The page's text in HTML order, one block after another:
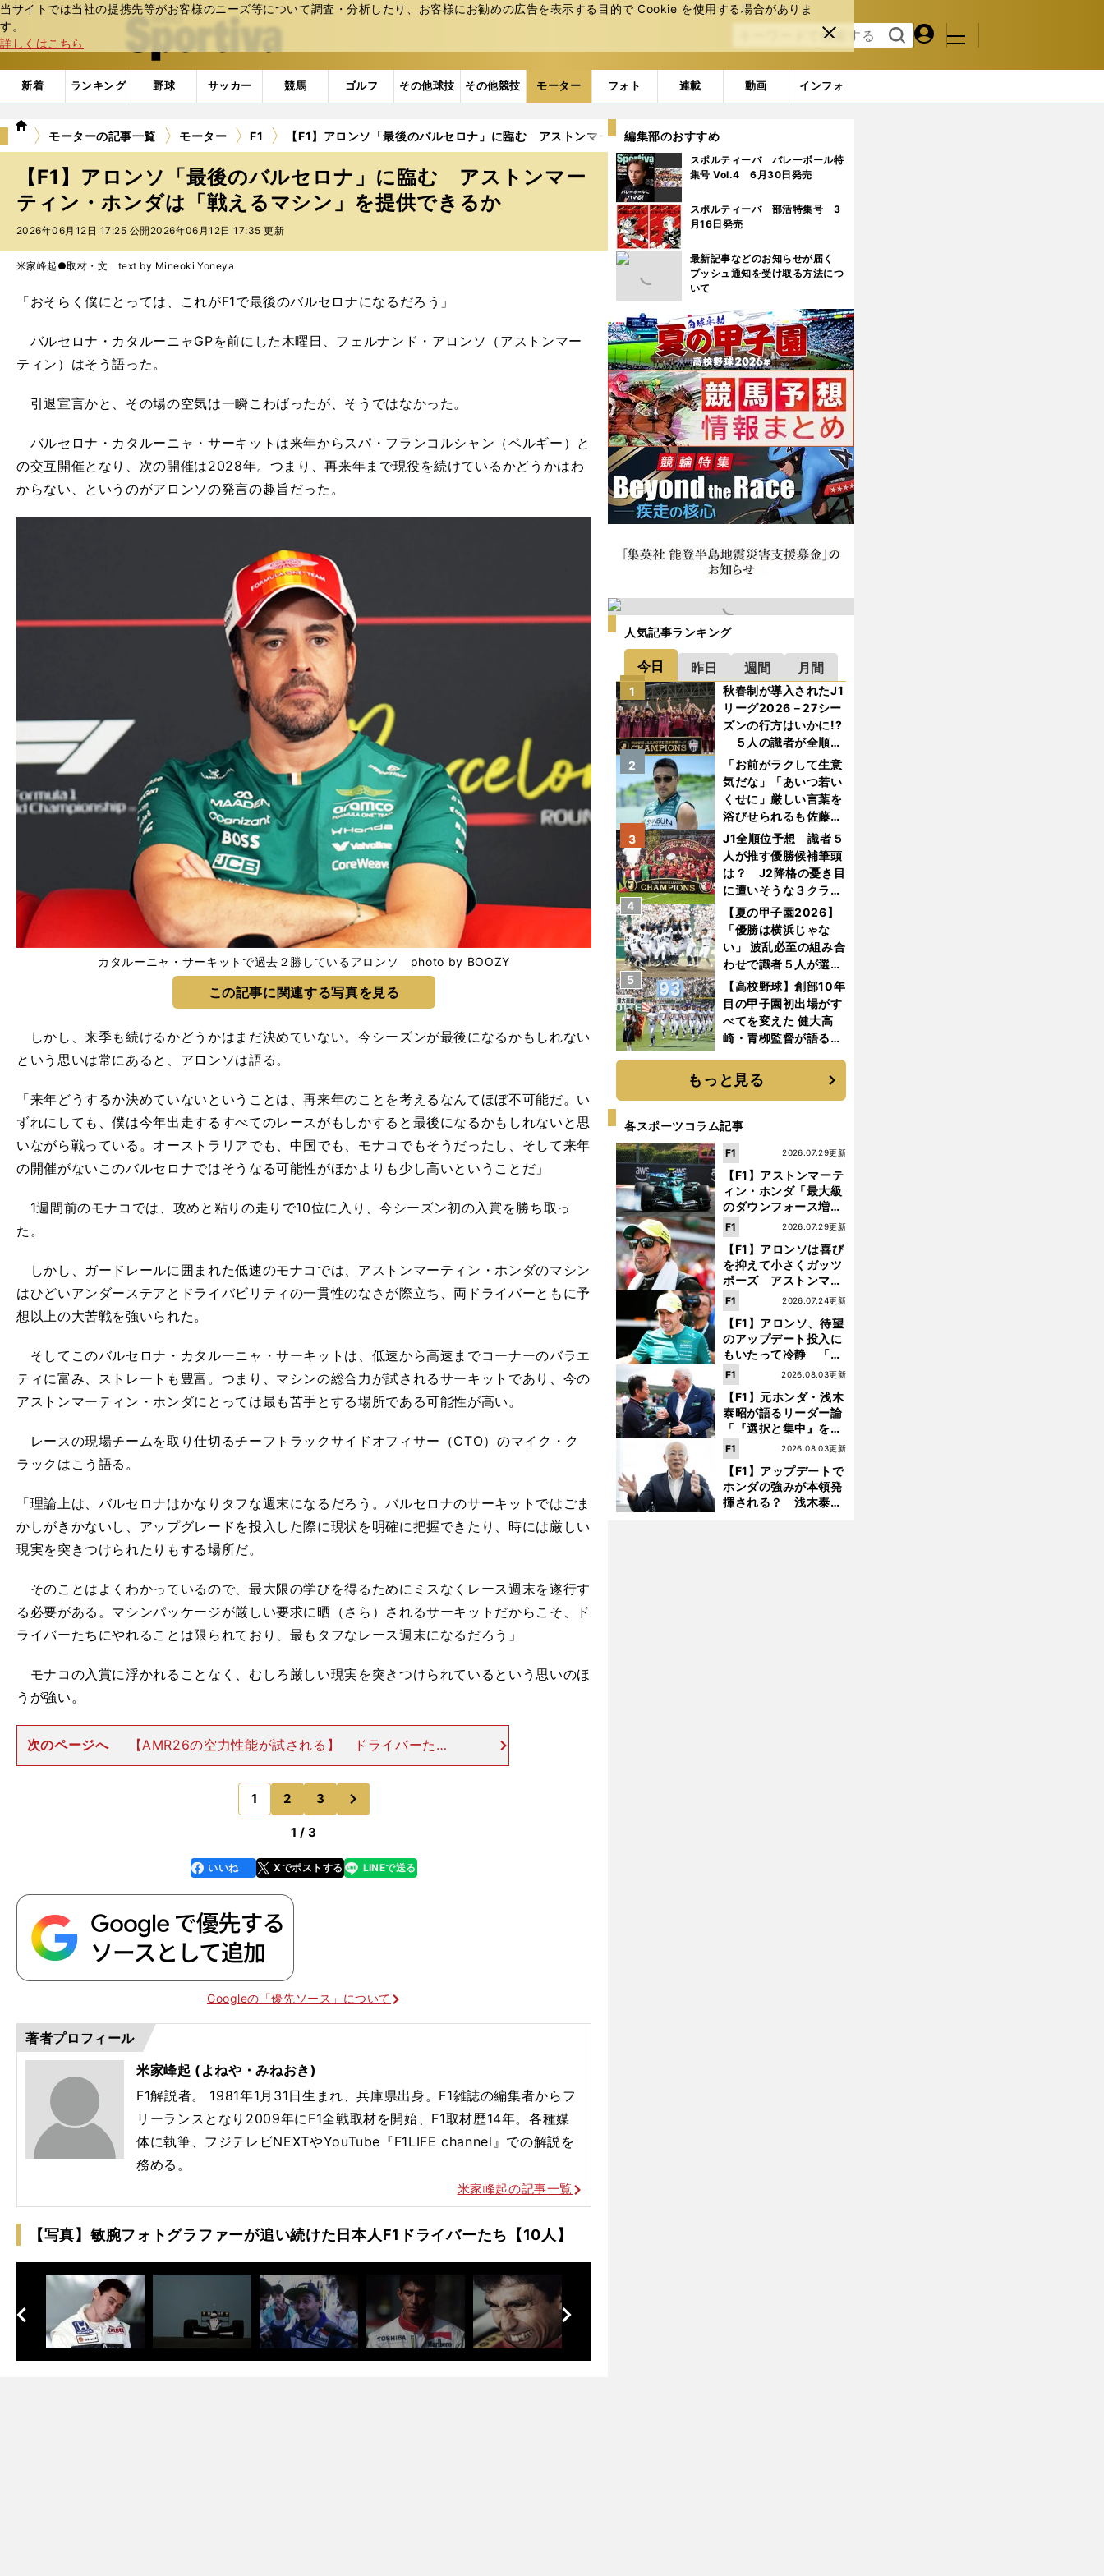
当サイトでは当社の提携先等がお客様のニーズ等について調査・分析したり、お客様にお勧めの広告を表⽰する⽬的で Cookie を使⽤する場合がありま
す。
詳しくはこちら
閉じ
る
web Sportiva (webスポルティーバ)
検索
る
マイペ
ジ
メニュ
新着 ランキング 野球 サッカー 競馬 ゴルフ その他球技 その他競技 モーター フォト 連載 動画 インフォ
we
ル
テ
ィ
ー
バ
モーターの記事一覧 モーター F1 【F1】アロンソ「最後のバルセロナ」に臨む アストンマーティン・ホンダは「戦えるマシン」を提供できるか
【F1】アロンソ「最後のバルセロナ」に臨む アストンマー
ティン・ホンダは「戦えるマシン」を提供できるか
2026年06月12日 17:25 公開 2026年06月12日 17:35 更新
米家峰起●取材・文 text by Mineoki Yoneya
「おそらく僕にとっては、これがF1で最後のバルセロナになるだろう」
バルセロナ・カタルーニャGPを前にした木曜日、フェルナンド・アロンソ（アストンマー
ティン）はそう語った。
引退宣言かと、その場の空気は一瞬こわばったが、そうではなかった。
バルセロナ・カタルーニャ・サーキットは来年からスパ・フランコルシャン（ベルギー）と
の交互開催となり、次の開催は2028年。つまり、再来年まで現役を続けているかどうかはわ
からない、というのがアロンソの発言の趣旨だった。
カタルーニャ・サーキットで過去２勝しているアロンソ photo by BOOZY
この記事に関連する写真を見る
しかし、来季も続けるかどうかはまだ決めていない。今シーズンが最後になるかもしれない
という思いは常にあると、アロンソは語る。
「来年どうするか決めていないということは、再来年のことを考えるなんてほぼ不可能だ。い
ずれにしても、僕は今年出走するすべてのレースがもしかすると最後になるかもしれないと思
いながら戦っている。オーストラリアでも、中国でも、モナコでもそうだったし、そして来年
の開催がないこのバルセロナではそうなる可能性がほかよりも少し高いということだ」
1週間前のモナコでは、攻めと粘りの走りで10位に入り、今シーズン初の入賞を勝ち取っ
た。
しかし、ガードレールに囲まれた低速のモナコでは、アストンマーティン・ホンダのマシン
はひどいアンダーステアとドライバビリティの一貫性のなさが際立ち、両ドライバーともに予
想以上の大苦戦を強いられた。
そしてこのバルセロナ・カタルーニャ・サーキットは、低速から高速までコーナーのバラエ
ティに富み、ストレートも豊富。つまり、マシンの総合力が試されるサーキットであり、今の
アストンマーティン・ホンダにとっては最も苦手とする場所である可能性が高い。
レースの現場チームを取り仕切るチーフトラックサイドオフィサー（CTO）のマイク・ク
ラックはこう語る。
「理論上は、バルセロナはかなりタフな週末になるだろう。バルセロナのサーキットではごま
かしがきかないし、アップグレードを投入した際に現状を明確に把握できたり、時には厳しい
現実を突きつけられたりもする場所だ。
そのことはよくわかっているので、最大限の学びを得るためにミスなくレース週末を遂行す
る必要がある。マシンパッケージが厳しい要求に晒（さら）されるサーキットだからこそ、ド
ライバーたちにやれることは限られており、最もタフなレース週末になるだろう」
モナコの入賞に浮かれることなく、むしろ厳しい現実を突きつけられているという思いのほ
うが強い。
次のページへ
【AMR26の空力性能が試される】 ドライバーたち
も、今週末に向けては厳しい見方をしている。「レースではいろいろあ
ったけど、実力で言えばモナコでは予選21位・22位で最下位だった
し、おそらく今週末
1 2 3
1 / 3
faceboo
k
いいね Xでポストする
line LINEで送る
Googleの「優先ソース」について
著者プロフィール
米家峰起 (よねや・みねおき)
F1解説者。 1981年1月31日生まれ、兵庫県出身。F1雑誌の編集者からフ
リーランスとなり2009年にF1全戦取材を開始、F1取材歴14年。各種媒
体に執筆、フジテレビNEXTやYouTube『F1LIFE channel』での解説を
務める。
米家峰起の記事一覧
【写真】敏腕フォトグラファーが追い続けた日本人F1ドライバーたち【10人】
次
前
へ
編集部のおすすめ
スポルティーバ バレーボール特
集号 Vol.4 6月30日発売
スポルティーバ 部活特集号 3
月16日発売
最新記事などのお知らせが届く
プッシュ通知を受け取る方法につ
いて
人気記事ランキング
今日 昨日 週間 月間
秋春制が導入されたJ1
リーグ2026－27シー
ズンの行方はいかに!?
５人の識者が全順位
を大胆予想
1
「お前がラクして生意
気だな」「あいつ若い
くせに」厳しい言葉を
浴びせられるも佐藤慎
太郎が貫いた誇りとフ
ァンへの思い
2
J1全順位予想 識者５
人が推す優勝候補筆頭
は？ J2降格の憂き目
に遭いそうな３クラブ
とは？
3
【夏の甲子園2026】
「優勝は横浜じゃな
い」 波乱必至の組み合
わせで識者５人が選ん
だ優勝校はここだ！
4
【高校野球】創部10年
目の甲子園初出場がす
べてを変えた 健大高
崎・青栁監督が語る
て生まれた
5
もっと見る
各スポーツコラム記事
【F1】アストンマーテ
ィン・ホンダ「最大級
のダウンフォース増」
を実現するも、アロン
ソが苦言を呈した理由
2026.07.29更新
F1
【F1】アロンソは喜び
を抑えて小さくガッツ
ポーズ アストンマー
ティン・ホンダが「レ
ース」に戻ってきた
2026.07.29更新
F1
【F1】アロンソ、待望
のアップデート投入に
もいたって冷静 「ハ
ンガリーGPが僕らに
優しいサーキットであ
ることを願う」
2026.07.24更新
F1
【F1】元ホンダ・浅木
泰昭が語るリーダー論
「『選択と集中』をし
なければ、部下の心は
どんどん離れていく」
2026.08.03更新
F1
【F1】アップデートで
ホンダの強みが本領発
揮される？ 浅木泰昭
2026.08.03更新
F1